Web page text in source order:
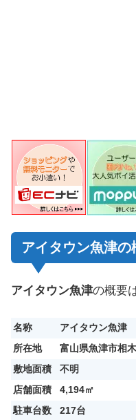
アイタウン魚津の
アイタウン魚津の概要
名称
アイタウン魚津
所在地
富山県魚津市相
敷地面積
不明
店舗面積
4,194㎡
駐車台数
217台